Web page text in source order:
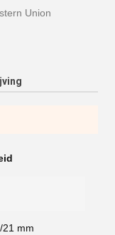
Union
21 mm